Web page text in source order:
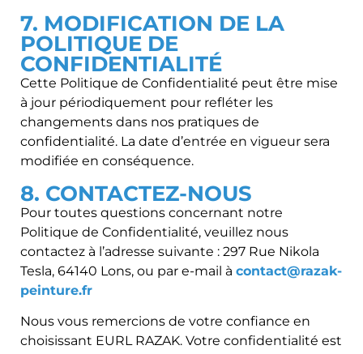
7. MODIFICATION DE LA
POLITIQUE DE
CONFIDENTIALITÉ
Cette Politique de Confidentialité peut être mise
à jour périodiquement pour refléter les
changements dans nos pratiques de
confidentialité. La date d’entrée en vigueur sera
modifiée en conséquence.
8. CONTACTEZ-NOUS
Pour toutes questions concernant notre
Politique de Confidentialité, veuillez nous
contactez à l’adresse suivante : 297 Rue Nikola
Tesla, 64140 Lons, ou par e-mail à contact@razak-
peinture.fr
Nous vous remercions de votre confiance en
choisissant EURL RAZAK. Votre confidentialité est